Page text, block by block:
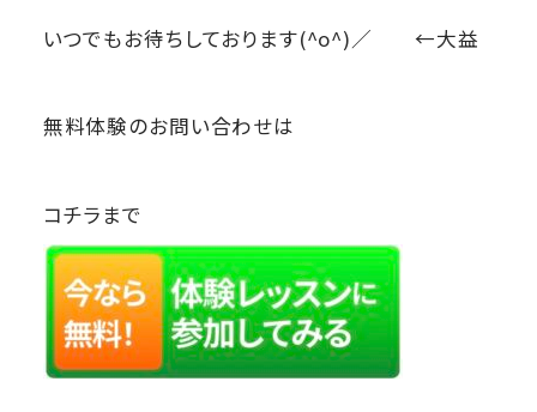
いつでもお待ちしております(^o^)／ ←大益
無料体験のお問い合わせは
コチラまで